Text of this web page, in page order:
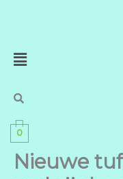
inhoudMenu
0
Nieuwe